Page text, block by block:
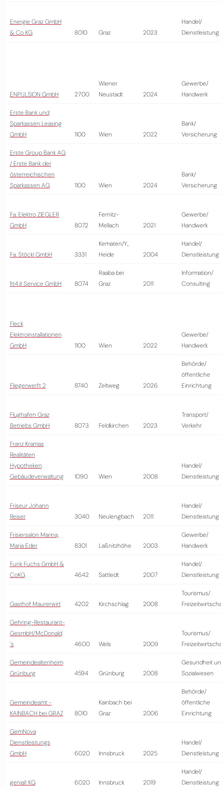
Energie Graz GmbH
& Co KG
8010 Graz 2023
Handel/
Dienstleistung
ENPULSION GmbH 2700
Wiener
Neustadt
2024
Gewerbe/
Handwerk
Erste Bank und
Sparkassen Leasing
GmbH
1100 Wien 2022
Bank/
Versicherung
Erste Group Bank AG
/ Erste Bank der
österreichischen
Sparkassen AG
1100 Wien 2024
Bank/
Versicherung
Fa. Elektro ZIEGLER
GmbH
8072
Fernitz-
Mellach
2021
Gewerbe/
Handwerk
Fa. Stöckl GmbH 3331
Kematen/Y.,
Heide
2004
Handel/
Dienstleistung
fit4.it Service GmbH 8074
Raaba bei
Graz
2011
Information/
Consulting
Fleck
Elektroinstallationen
GmbH
1100 Wien 2022
Gewerbe/
Handwerk
Fliegerwerft 2 8740 Zeltweg 2026
Behörde/
öffentliche
Einrichtung
Flughafen Graz
Betriebs GmbH
8073 Feldkirchen 2023
Transport/
Verkehr
Franz Kramas
Realitäten
Hypotheken
Gebäudeverwaltung
1090 Wien 2008
Handel/
Dienstleistung
Friseur Johann
Reiser
3040 Neulengbach 2011
Handel/
Dienstleistung
Frisiersalon Marina,
Maria Eder
8301 Laßnitzhöhe 2003
Gewerbe/
Handwerk
Funk Fuchs GmbH &
CoKG
4642 Sattledt 2007
Handel/
Dienstleistung
Gasthof Maurerwirt 4202 Kirchschlag 2008
Tourismus/
Gehring-Restaurant-
GesmbH/McDonald
´s
4600 Wels 2009
Tourismus/
Gemeindealtenheim
Grünburg
4594 Grünburg 2008
Gesundheit
Sozialwesen
Gemeindeamt -
KAINBACH bei GRAZ
8010
Kainbach bei
Graz
2006
Behörde/
öffentliche
Einrichtung
GemNova
Dienstleistungs
GmbH
6020 Innsbruck 2025
Handel/
Dienstleistung
genial! KG 6020 Innsbruck 2019
Handel/
Dienstleistung